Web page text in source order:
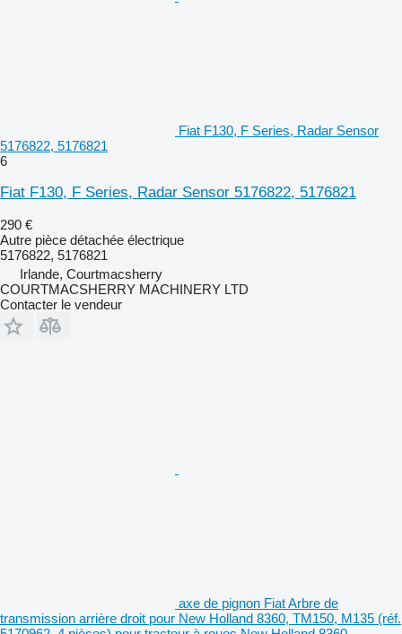
Fiat F130, F Series, Radar Sensor
5176822, 5176821
6
Fiat F130, F Series, Radar Sensor 5176822, 5176821
290 €
Autre pièce détachée électrique
5176822, 5176821
Irlande, Courtmacsherry
COURTMACSHERRY MACHINERY LTD
Contacter le vendeur
axe de pignon Fiat Arbre de
transmission arrière droit pour New Holland 8360, TM150, M135 (réf.